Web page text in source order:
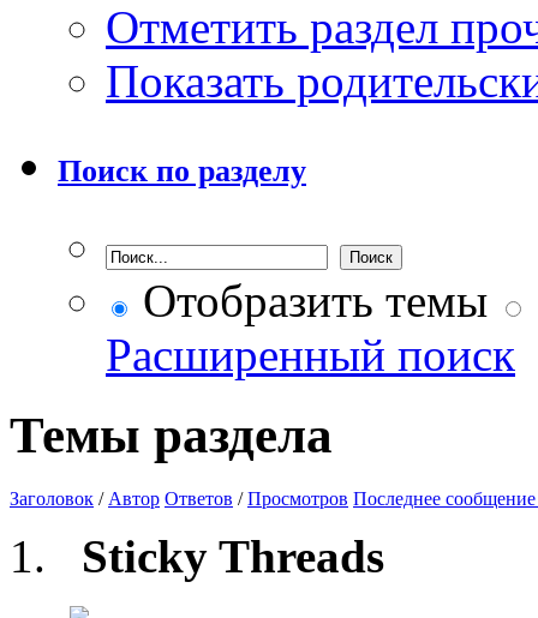
Отметить раздел
Показать
Поиск по разделу
Отобразить темы
Расширенный поиск
Темы раздела
Заголовок / Автор Ответов /Просмотров Последнее сообщение
Sticky Threads